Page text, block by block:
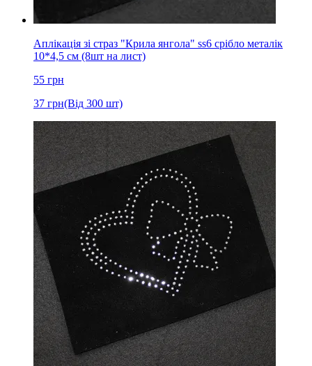
Аплікація зі страз "Крила янгола" ss6 срібло металік
10*4,5 см (8шт на лист)
55 грн
37 грн(Від 300 шт)